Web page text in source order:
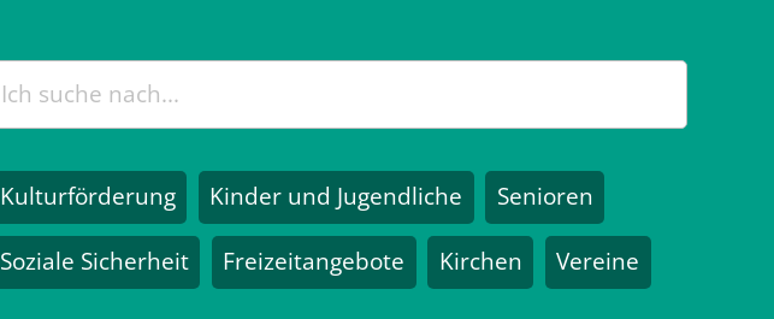
Kulturförderung Kinder und Jugendliche Senioren
Soziale Sicherheit Freizeitangebote Kirchen Vereine